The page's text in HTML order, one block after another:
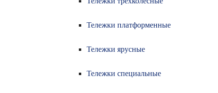
Тележки платформенные
Тележки ярусные
Тележки специальные